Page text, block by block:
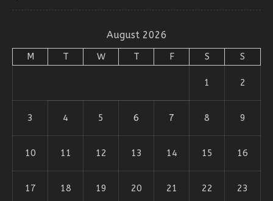
August 2026
M T W T F S S
1 2
3 4 5 6 7 8 9
10 11 12 13 14 15 16
17 18 19 20 21 22 23